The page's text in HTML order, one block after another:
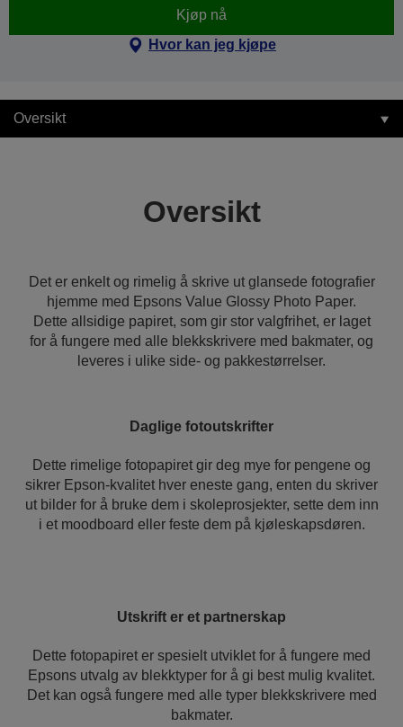
Kjøp nå
Hvor kan jeg kjøpe
Oversikt
Oversikt
Det er enkelt og rimelig å skrive ut glansede fotografier
hjemme med Epsons Value Glossy Photo Paper.
Dette allsidige papiret, som gir stor valgfrihet, er laget
for å fungere med alle blekkskrivere med bakmater, og
leveres i ulike side- og pakkestørrelser.
Daglige fotoutskrifter
Dette rimelige fotopapiret gir deg mye for pengene og
sikrer Epson-kvalitet hver eneste gang, enten du skriver
ut bilder for å bruke dem i skoleprosjekter, sette dem inn
i et moodboard eller feste dem på kjøleskapsdøren.
Utskrift er et partnerskap
Dette fotopapiret er spesielt utviklet for å fungere med
Epsons utvalg av blekktyper for å gi best mulig kvalitet.
Det kan også fungere med alle typer blekkskrivere med
bakmater.